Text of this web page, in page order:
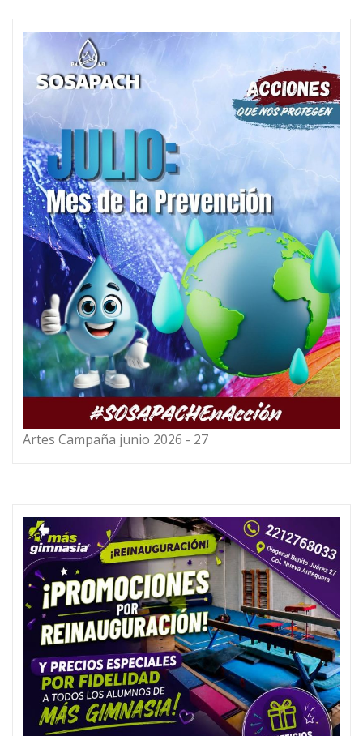
Artes Campaña junio 2026 - 27